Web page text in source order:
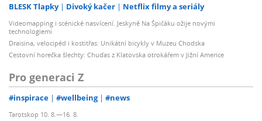
BLESK Tlapky Divoký kačer Netflix filmy a seriály
Videomapping i scénické nasvícení. Jeskyně Na Špičáku ožije novými
technologiemi
Draisina, velocipéd i kostitřas: Unikátní bicykly v Muzeu Chodska
Cestovní horečka šlechty: Chuďas z Klatovska otrokářem v Jižní Americe
Pro generaci Z
#inspirace #wellbeing #news
Tarotskop 10. 8.—16. 8.